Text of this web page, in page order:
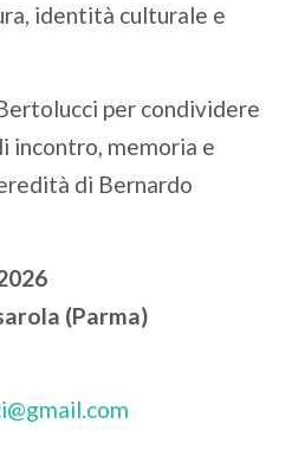
identità culturale e
per condividere
incontro, memoria e
di Bernardo
(Parma)